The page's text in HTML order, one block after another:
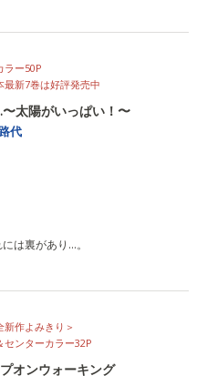
ラー50P
最新7巻は好評発売中
〜太陽がいっぱい！〜
代
は裏があり…。
新作よみきり＞
センターカラー32P
オンウォーキング